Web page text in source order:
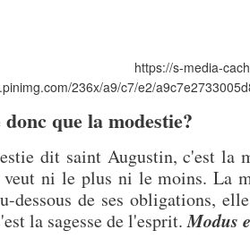
que la modestie?
dit saint Augustin, c'est la
veut ni le plus ni le moins. La
dessous de ses obligations,
la sagesse de l'esprit.Modus